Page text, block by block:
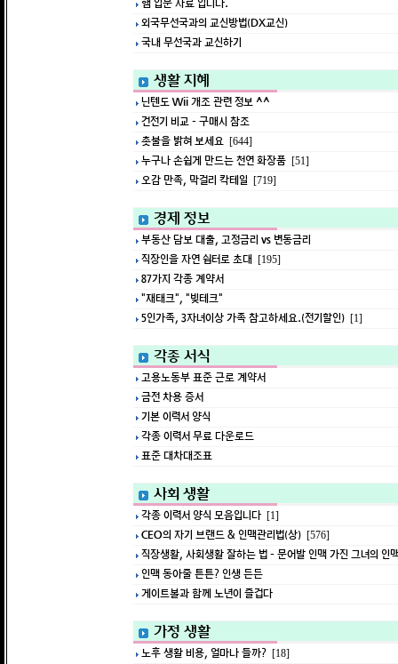
햄 입문 자료 입니다.
외국무선국과의 교신방법(DX교신)
국내 무선국과 교신하기
생활 지혜
닌텐도 Wii 개조 관련 정보 ^^
건전기 비교 - 구매시 참조
촛불을 밝혀 보세요 [644]
누구나 손쉽게 만드는 천연 화장품 [51]
오감 만족, 막걸리 칵테일 [719]
경제 정보
부동산 담보 대출, 고정금리 vs 변동금리
직장인을 자연 쉼터로 초대 [195]
87가지 각종 계약서
"재태크", "빚테크"
5인가족, 3자녀이상 가족 참고하세요.(전기할인) [1]
각종 서식
고용노동부 표준 근로 계약서
금전 차용 증서
기본 이력서 양식
각종 이력서 무료 다운로드
표준 대차대조표
사회 생활
각종 이력서 양식 모음입니다 [1]
CEO의 자기 브랜드 & 인맥관리법(상) [576]
직장생활, 사회생활 잘하는 법 - 문어발 인맥 가진 그녀의 인
인맥 동아줄 튼튼? 인생 든든
게이트볼과 함께 노년이 즐겁다
가정 생활
노후 생활 비용, 얼마나 들까? [18]